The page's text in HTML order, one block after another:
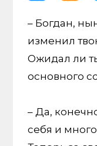
– Богдан,
изменил
Ожидал ли
основного
– Да,
себя и много